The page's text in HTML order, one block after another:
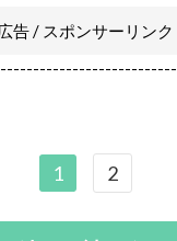
告 / スポンサーリンク
1 2